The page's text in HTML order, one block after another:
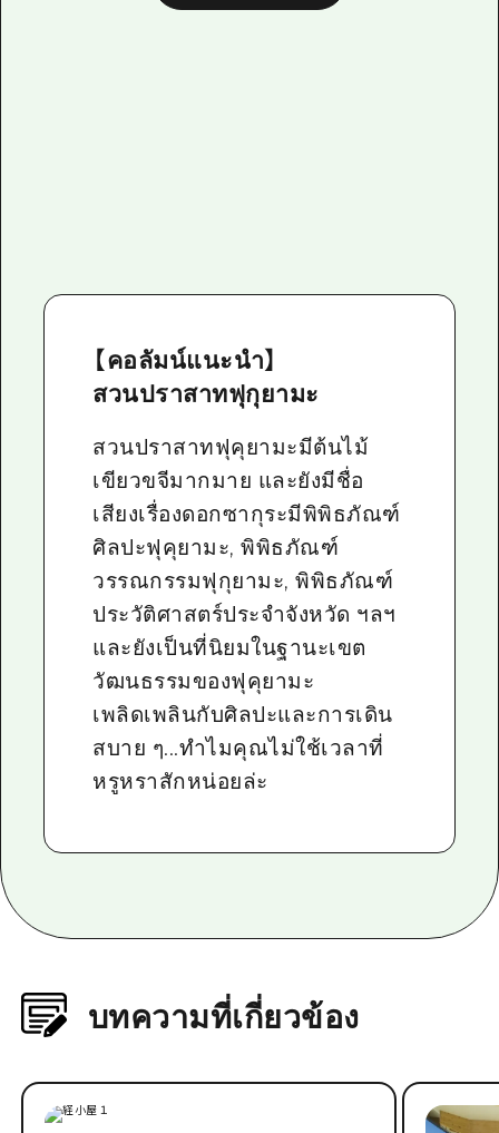
【คอลัมน์แนะนำ】
สวนปราสาทฟุกุยามะ
สวนปราสาทฟุคุยามะมีต้นไม้
เขียวขจีมากมาย และยังมีชื่อ
เสียงเรื่องดอกซากุระมีพิพิธภัณฑ์
ศิลปะฟุคุยามะ, พิพิธภัณฑ์
วรรณกรรมฟุกุยามะ, พิพิธภัณฑ์
ประวัติศาสตร์ประจำจังหวัด ฯลฯ
และยังเป็นที่นิยมในฐานะเขต
วัฒนธรรมของฟุคุยามะ
เพลิดเพลินกับศิลปะและการเดิน
สบาย ๆ...ทำไมคุณไม่ใช้เวลาที่
หรูหราสักหน่อยล่ะ
บทความที่เกี่ยวข้อง